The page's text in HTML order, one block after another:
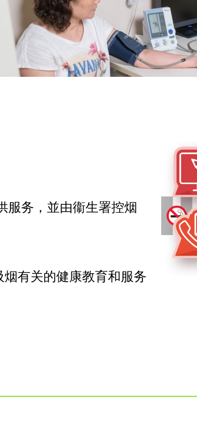
服务，並由衞生署控烟
有关的健康教育和服务